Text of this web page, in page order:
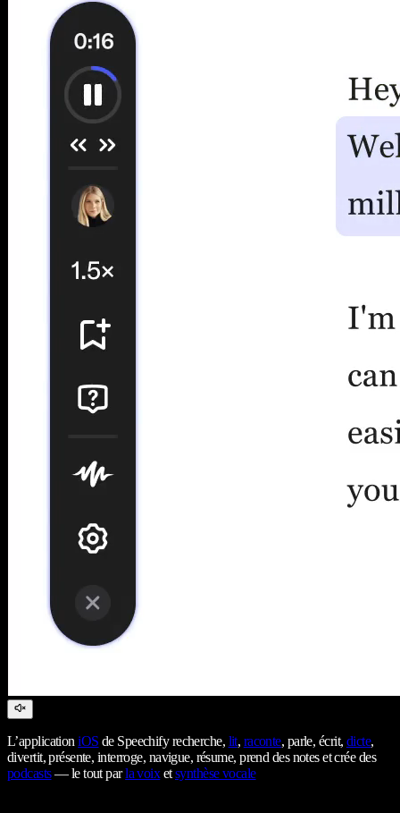
L’applicationiOS de Speechify recherche, lit, raconte, parle, écrit, dicte,
divertit, présente, interroge, navigue, résume, prend des notes et crée des
podcasts— le tout parla voixetsynthèse vocale